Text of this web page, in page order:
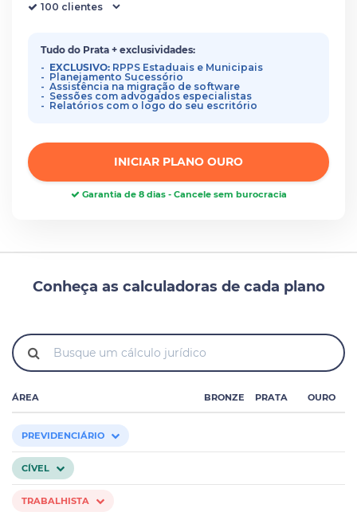
Tudo do Prata + exclusividades:
EXCLUSIVO: RPPS Estaduais e Municipais
Planejamento Sucessório
Assistência na migração de software
Sessões com advogados especialistas
Relatórios com o logo do seu escritório
INICIAR PLANO OURO
Garantia de 8 dias - Cancele sem burocracia
Conheça as calculadoras de cada plano
ÁREA BRONZE PRATA OURO
PREVIDENCIÁRIO
CÍVEL
TRABALHISTA